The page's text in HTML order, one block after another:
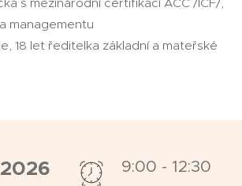
managementu
18 let ředitelka základní a mateřské
9:00 - 12:30